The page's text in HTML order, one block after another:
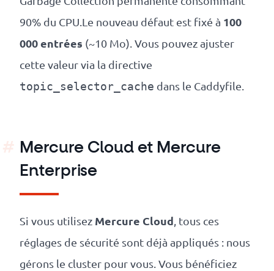
90% du CPU.Le nouveau défaut est fixé à 100
000 entrées (~10 Mo). Vous pouvez ajuster
cette valeur via la directive
topic_selector_cache dans le Caddyfile.
Mercure Cloud et Mercure
Enterprise
Si vous utilisez Mercure Cloud, tous ces
réglages de sécurité sont déjà appliqués : nous
gérons le cluster pour vous. Vous bénéficiez